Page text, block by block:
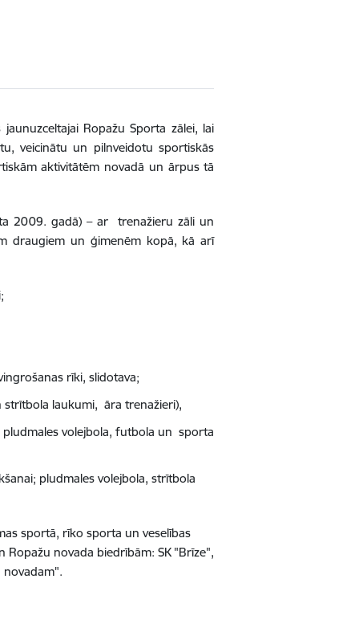
Ropažu Sporta zālei, lai
veicinātu un pilnveidotu sportiskās
aktivitātēm novadā un ārpus tā
2009. gadā)–ar trenažieru zāli un
draugiem un ģimenēm kopā, kā arī
rīki, slidotava;
laukumi, āra trenažieri),
volejbola, futbola un sporta
pludmales volejbola, strītbola
sportā, rīko sporta un veselības
novada biedrībām: SK "Brīze",
novadam".